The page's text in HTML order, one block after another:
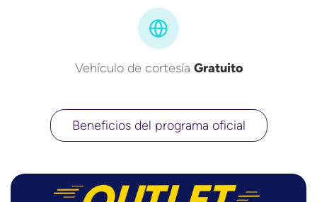
Vehículo de cortesía Gratuito
Beneficios del programa oficial